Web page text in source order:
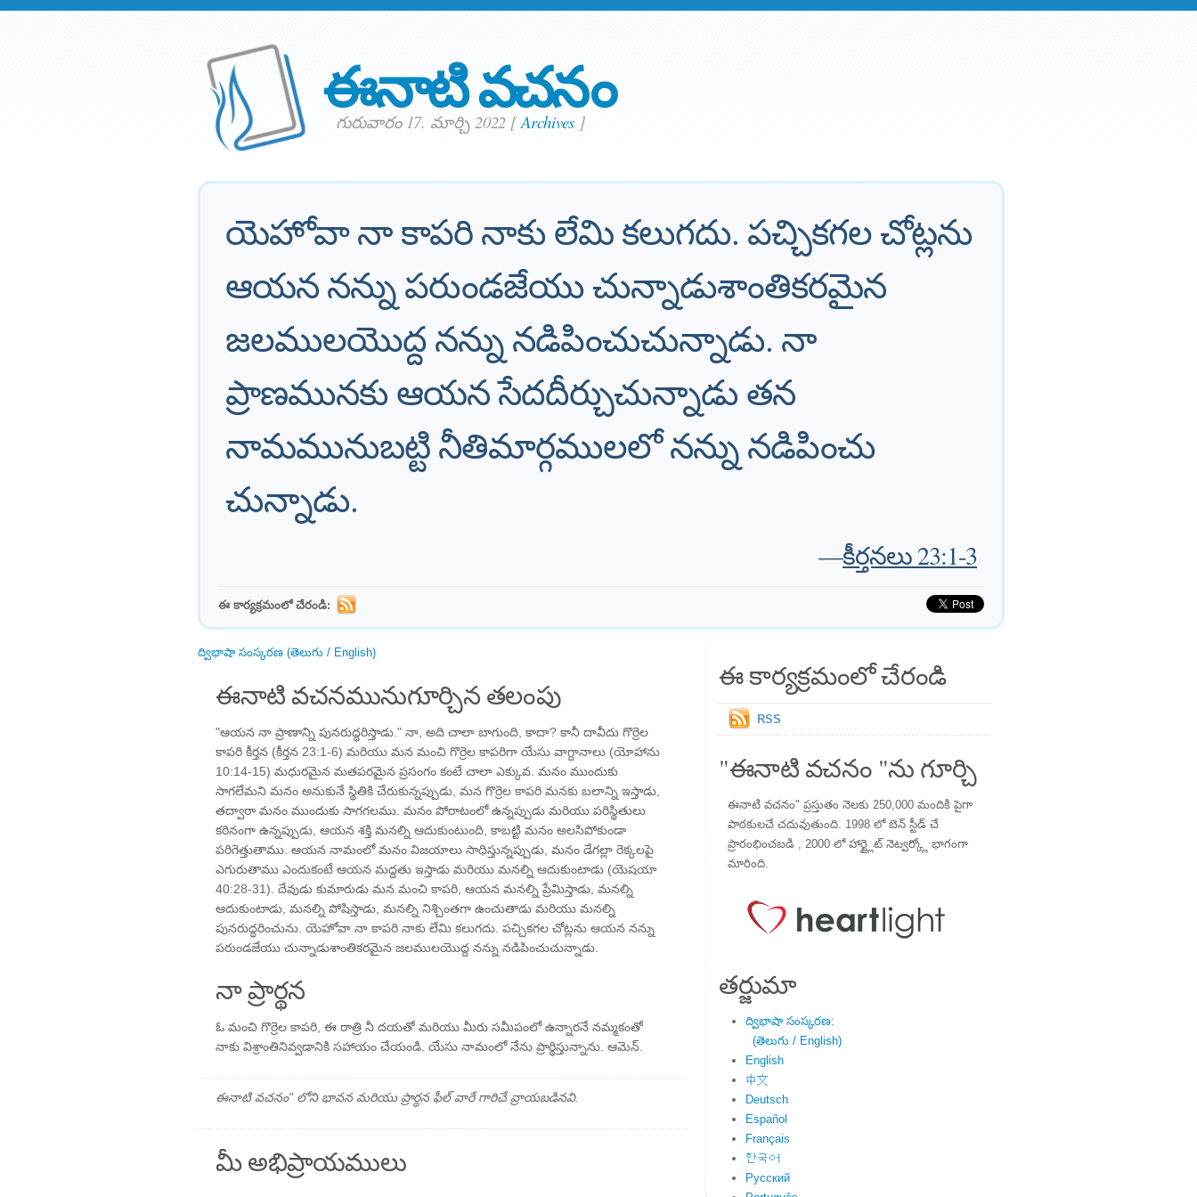
ఈనాటి వచనం
గురువారం 17. మార్చి 2022 [Archives ]
యెహోవా నా కాపరి నాకు లేమి కలుగదు. పచ్చికగల చోట్లను
ఆయన నన్ను పరుండజేయు చున్నాడుశాంతికరమైన
జలములయొద్ద నన్ను నడిపించుచున్నాడు. నా
ప్రాణమునకు ఆయన సేదదీర్చుచున్నాడు తన
నామమునుబట్టి నీతిమార్గములలో నన్ను నడిపించు
చున్నాడు.
—కీర్తనలు 23:1-3
ఈ కార్యక్రమంలో చేరండి:
ద్విభాషా సంస్కరణ (తెలుగు / English)
ఈనాటి వచనమునుగూర్చిన తలంపు
"ఆయన నా ప్రాణాన్ని పునరుద్ధరిస్తాడు." నా, అది చాలా బాగుంది, కాదా? కానీ దావీదు గొర్రెల
కాపరి కీర్తన (కీర్తన 23:1-6) మరియు మన మంచి గొర్రెల కాపరిగా యేసు వాగ్దానాలు (యోహాను
10:14-15) మధురమైన మతపరమైన ప్రసంగం కంటే చాలా ఎక్కువ. మనం ముందుకు
సాగలేమని మనం అనుకునే స్థితికి చేరుకున్నప్పుడు, మన గొర్రెల కాపరి మనకు బలాన్ని ఇస్తాడు,
తద్వారా మనం ముందుకు సాగగలము. మనం పోరాటంలో ఉన్నప్పుడు మరియు పరిస్థితులు
కఠినంగా ఉన్నప్పుడు, ఆయన శక్తి మనల్ని ఆదుకుంటుంది, కాబట్టి మనం అలసిపోకుండా
పరిగెత్తుతాము. ఆయన నామంలో మనం విజయాలు సాధిస్తున్నప్పుడు, మనం డేగల్లా రెక్కలపై
ఎగురుతాము ఎందుకంటే ఆయన మద్దతు ఇస్తాడు మరియు మనల్ని ఆదుకుంటాడు (యెషయా
40:28-31). దేవుడు కుమారుడు మన మంచి కాపరి, ఆయన మనల్ని ప్రేమిస్తాడు, మనల్ని
ఆదుకుంటాడు, మనల్ని పోషిస్తాడు, మనల్ని నిశ్చింతగా ఉంచుతాడు మరియు మనల్ని
పునరుద్ధరించును. యెహోవా నా కాపరి నాకు లేమి కలుగదు. పచ్చికగల చోట్లను ఆయన నన్ను
పరుండజేయు చున్నాడుశాంతికరమైన జలములయొద్ద నన్ను నడిపించుచున్నాడు.
నా ప్రార్థన
ఓ మంచి గొర్రెల కాపరి, ఈ రాత్రి నీ దయతో మరియు మీరు సమీపంలో ఉన్నారనే నమ్మకంతో
నాకు విశ్రాంతినివ్వడానికి సహాయం చేయండి. యేసు నామంలో నేను ప్రార్థిస్తున్నాను. ఆమెన్.
ఈనాటి వచనం" లోని భావన మరియు ప్రార్థన ఫీల్ వారే గారిచే వ్రాయబడినవి.
మీ అభిప్రాయములు
ఈ కార్యక్రమంలో చేరండి
RSS
"ఈనాటి వచనం "ను గూర్చి
ఈనాటి వచనం" ప్రస్తుతం నెలకు 250,000 మందికి పైగా
పాఠకులచే చదువుతుంది. 1998 లో బెన్ స్టీడ్ చే
ప్రారంభించబడి , 2000 లో హార్ట్లైట్ నెట్వర్క్లో భాగంగా
మారింది.
తర్జుమా
ద్విభాషా సంస్కరణ:
(తెలుగు / English)
English
中文
Deutsch
Español
Français
한국어
Русский